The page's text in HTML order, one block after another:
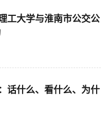
工大学与淮南市公交公
话什么、看什么、为什